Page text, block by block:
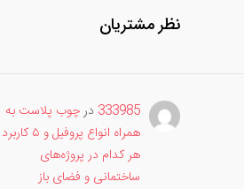
نظر مشتریان
333985 درچوب پلاست به
همراه انواع پروفیل و ۵ کاربرد
هر کدام در پروژه‌های
ساختمانی و فضای باز